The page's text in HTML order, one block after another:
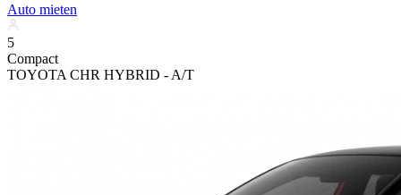
Auto mieten
5
Compact
TOYOTA CHR HYBRID - A/T